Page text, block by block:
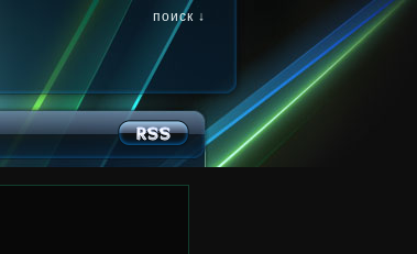
поиск ↓